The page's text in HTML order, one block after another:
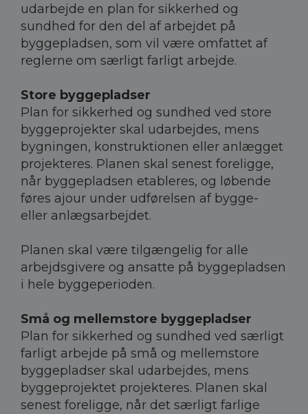
udarbejde en plan for sikkerhed og
sundhed for den del af arbejdet på
byggepladsen, som vil være omfattet af
reglerne om særligt farligt arbejde.
Store byggepladser
Plan for sikkerhed og sundhed ved store
byggeprojekter skal udarbejdes, mens
bygningen, konstruktionen eller anlægget
projekteres. Planen skal senest foreligge,
når byggepladsen etableres, og løbende
føres ajour under udførelsen af bygge-
eller anlægsarbejdet.
Planen skal være tilgængelig for alle
arbejdsgivere og ansatte på byggepladsen
i hele byggeperioden.
Små og mellemstore byggepladser
Plan for sikkerhed og sundhed ved særligt
farligt arbejde på små og mellemstore
byggepladser skal udarbejdes, mens
byggeprojektet projekteres. Planen skal
senest foreligge, når det særligt farlige